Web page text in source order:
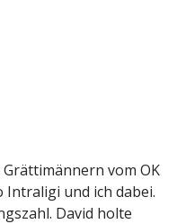
vom OK
Intraligi und ich dabei.
David holte